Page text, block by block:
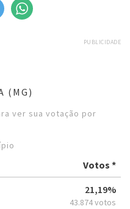
PUBLICIDADE
(MG)
ver sua votação por
Votos *
21,19%
43.874 votos